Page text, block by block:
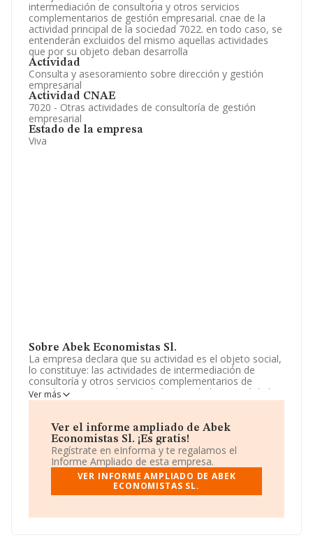
intermediación de consultoria y otros servicios
complementarios de gestión empresarial. cnae de la
actividad principal de la sociedad 7022. en todo caso, se
entenderán excluidos del mismo aquellas actividades
que por su objeto deban desarrolla
Actividad
Consulta y asesoramiento sobre dirección y gestión
empresarial
Actividad CNAE
7020 - Otras actividades de consultoría de gestión
empresarial
Estado de la empresa
Viva
Sobre Abek Economistas Sl.
La empresa declara que su actividad es el objeto social,
lo constituye: las actividades de intermediación de
consultoría y otros servicios complementarios de
gestión empresarial. cnae de la actividad principal de la
sociedad 7022. en todo caso, se entenderán excluidos
desarrolla. La empresa es una Sociedad Limitada. Tiene
CNAE: 7020 - '%cnae%'. No realiza actividad de
importación y/o exportación.
La plantilla ha crecido un 50% y atendiendo a los datos
disponibles en INFORMA, ese número ha estado por
encima de la media de sector.
Dentro del ranking de empresas elaborado por
Ver más
Ver el informe ampliado de Abek
Economistas Sl. ¡Es gratis!
Regístrate en eInforma y te regalamos el
Informe Ampliado de esta empresa.
VER INFORME AMPLIADO DE ABEK
ECONOMISTAS SL.